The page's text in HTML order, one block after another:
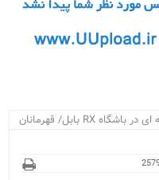
رقابت نفسگیر ۲۰ ورزشکار حرفه ای در باشگاه RX بابل/ قهرمانان